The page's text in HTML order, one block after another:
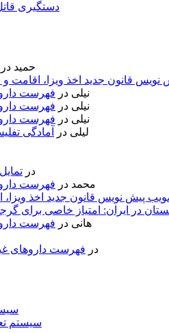
دستگیری
حمید در
قانون جدید اخذ ویزا، اقامت
نیلی در فهرست
نیلی در فهرست
نیلی در فهرست
لیلی در
آمادگی
در
محمد در فهرست
پیش نویس قانون جدید اخذ
در ایران: امتیاز خاصی برای
هانی در فهرست
در فهرست داروهای
سیستم